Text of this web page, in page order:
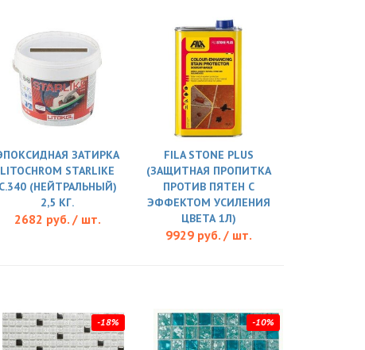
ЗАТИРКА
LITOCHROM STARLIKE
C.340 (НЕЙТРАЛЬНЫЙ)
2,5 КГ.
2682 руб. / шт.
FILA STONE PLUS
(ЗАЩИТНАЯ ПРОПИТКА
ПРОТИВ ПЯТЕН С
ЭФФЕКТОМ УСИЛЕНИЯ
ЦВЕТА 1Л)
9929 руб. / шт.
-18% -10%